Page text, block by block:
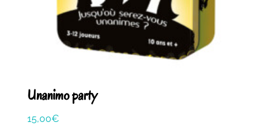
Unanimo party
15,00€